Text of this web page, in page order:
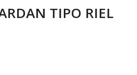
TIPO RIEL